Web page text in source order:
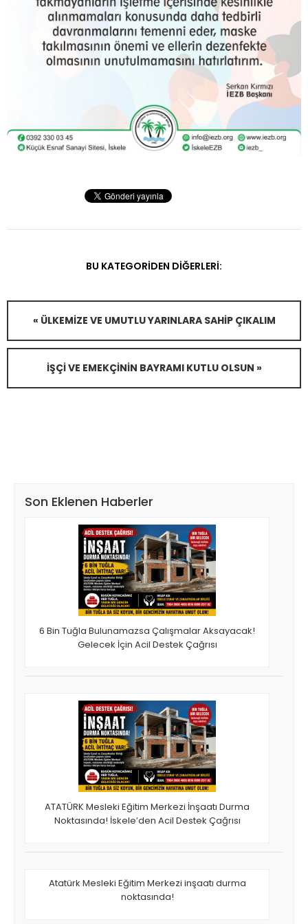
BU KATEGORIDEN DIĞERLERI:
« ÜLKEMIZE VE UMUTLU YARINLARA SAHIP ÇIKALIM
İŞÇI VE EMEKÇININ BAYRAMI KUTLU OLSUN »
Son Eklenen Haberler
6 Bin Tuğla Bulunamazsa Çalışmalar Aksayacak!
Gelecek İçin Acil Destek Çağrısı
ATATÜRK Mesleki Eğitim Merkezi İnşaatı Durma
Noktasında! İskele’den Acil Destek Çağrısı
Atatürk Mesleki Eğitim Merkezi inşaatı durma
noktasında!